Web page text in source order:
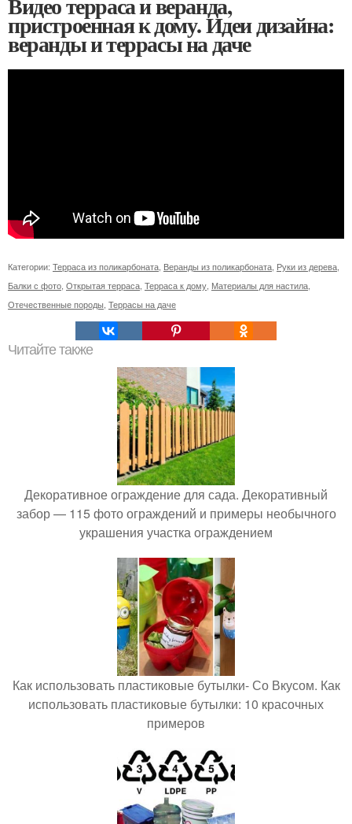
пристроенная к дому. Идеи дизайна:
веранды и террасы на даче
Категории: Терраса из поликарбоната Веранды из поликарбоната Руки из дерева
Балки с фото Открытая терраса Терраса к дому Материалы для настила
Отечественные породы Террасы на даче
Читайте также
Декоративное ограждение для сада. Декоративный
забор — 115 фото ограждений и примеры необычного
украшения участка ограждением
Как использовать пластиковые бутылки- Со Вкусом. Как
использовать пластиковые бутылки: 10 красочных
примеров